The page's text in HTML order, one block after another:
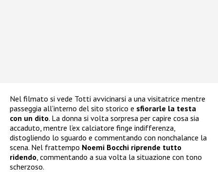
Nel filmato si vede Totti avvicinarsi a una visitatrice mentre
passeggia all’interno del sito storico e sfiorarle la testa
con un dito. La donna si volta sorpresa per capire cosa sia
accaduto, mentre l’ex calciatore finge indifferenza,
distogliendo lo sguardo e commentando con nonchalance la
scena. Nel frattempo Noemi Bocchi riprende tutto
ridendo , commentando a sua volta la situazione con tono
scherzoso.